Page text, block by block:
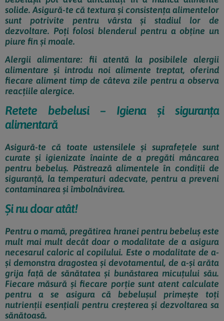
solide. Asigură-te că textura și consistența alimentelor
sunt potrivite pentru vârsta și stadiul lor de
dezvoltare. Poți folosi blenderul pentru a obține un
piure fin și moale.
Alergii alimentare: fii atentă la posibilele alergii
alimentare și introdu noi alimente treptat, oferind
fiecare aliment timp de câteva zile pentru a observa
reacțiile alergice.
Retete bebelusi – Igiena și siguranța
alimentară
Asigură-te că toate ustensilele și suprafețele sunt
curate și igienizate înainte de a pregăti mâncarea
pentru bebeluș. Păstrează alimentele în condiții de
siguranță, la temperaturi adecvate, pentru a preveni
contaminarea și îmbolnăvirea.
Și nu doar atât!
Pentru o mamă, pregătirea hranei pentru bebeluș este
mult mai mult decât doar o modalitate de a asigura
necesarul caloric al copilului. Este o modalitate de a-
și demonstra dragostea și devotamentul, de a-și arăta
grija față de sănătatea și bunăstarea micuțului său.
Fiecare măsură și fiecare porție sunt atent calculate
pentru a se asigura că bebelușul primește toți
nutrienții esențiali pentru creșterea și dezvoltarea sa
sănătoasă.